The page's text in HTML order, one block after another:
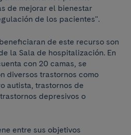
de mejorar el bienestar
de los pacientes".
de este recurso son
la Sala de hospitalización. En
con 20 camas, se
diversos trastornos como
autista, trastornos de
depresivos o
entre sus objetivos